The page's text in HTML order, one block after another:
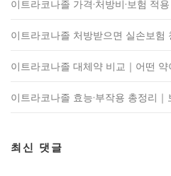
이트라코나졸 가격·처방비·보험 적
이트라코나졸 처방받으면 실손보험
이트라코나졸 대체약 비교｜어떤
이트라코나졸 효능·부작용 총정리
최신 댓글